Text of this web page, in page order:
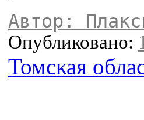
Автор:
Опубликовано:
Томская